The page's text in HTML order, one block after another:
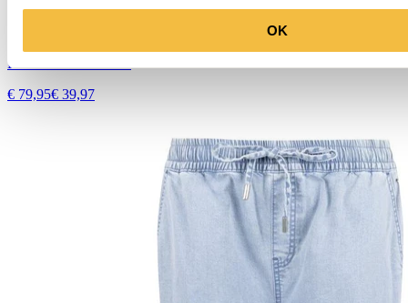
OK
Pantalon C28-20-101
€ 79,95€ 39,97